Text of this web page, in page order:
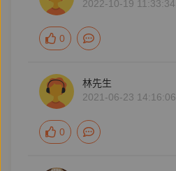
2022-10-19 11:33:34
0
林先生
2021-06-23 14:16:06
0